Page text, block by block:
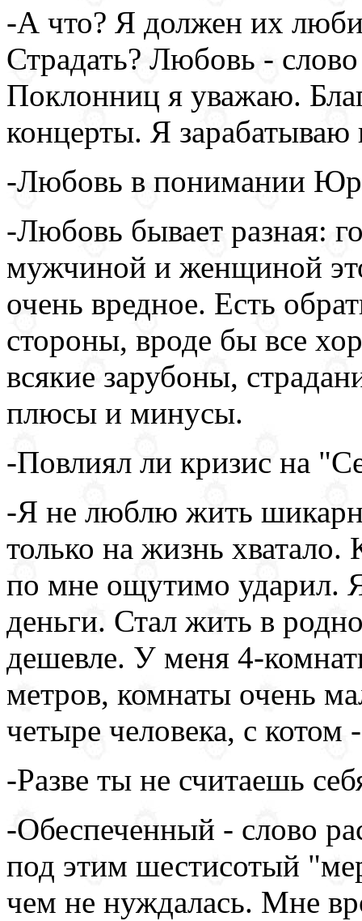
-А что? Я должен их
Страдать? Любовь -
Поклонниц я уважаю.
концерты. Я зарабатываю
-Любовь в понимании
-Любовь бывает разная:
мужчиной и женщиной
очень вредное. Есть
стороны, вроде бы все
всякие зарубоны,
плюсы и минусы.
-Повлиял ли кризис на
-Я не люблю жить
только на жизнь
по мне ощутимо ударил.
деньги. Стал жить в
дешевле. У меня 4-
метров, комнаты очень
четыре человека, с котом
-Разве ты не считаешь
-Обеспеченный - слово
под этим шестисотый
чем не нуждалась. Мне